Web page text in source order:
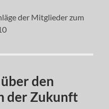
der Mitglieder zum
den
der Zukunft